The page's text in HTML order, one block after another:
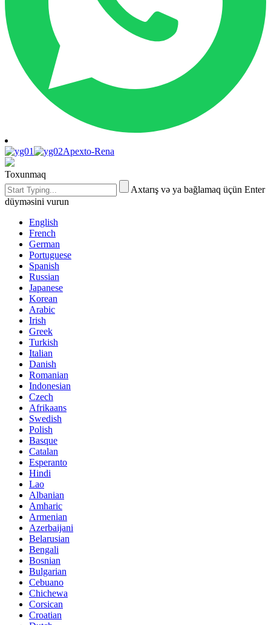
Apexto-Rena
Toxunmaq
Axtarış və ya bağlamaq üçün Enter
düyməsini vurun
English
French
German
Portuguese
Spanish
Russian
Japanese
Korean
Arabic
Irish
Greek
Turkish
Italian
Danish
Romanian
Indonesian
Czech
Afrikaans
Swedish
Polish
Basque
Catalan
Esperanto
Hindi
Lao
Albanian
Amharic
Armenian
Azerbaijani
Belarusian
Bengali
Bosnian
Bulgarian
Cebuano
Chichewa
Corsican
Croatian